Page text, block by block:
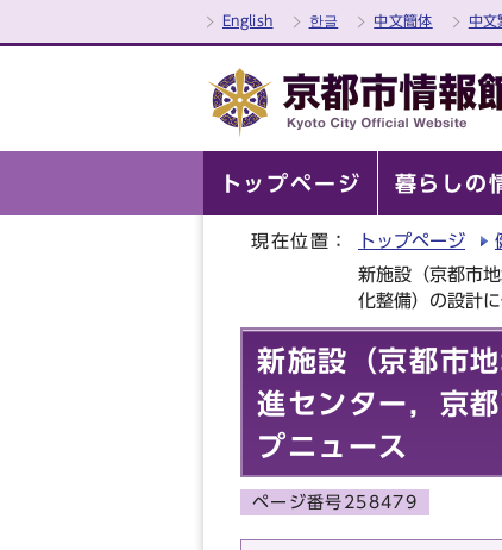
English 한글 中文簡体 中文
トップページ 暮らしの
現在位置： トップページ
新施設（京都市
化整備）の設計
新施設（京都市
進センター，京
プニュース
ページ番号258479